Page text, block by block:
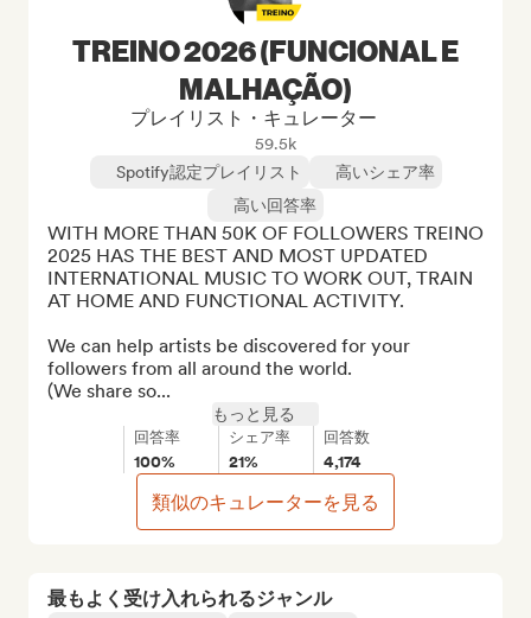
最もよく受け入れられるジャンル
TREINO 2026 (FUNCIONAL E
MALHAÇÃO)
プレイリスト・キュレーター
59.5k
Spotify認定プレイリスト
高いシェア率
高い回答率
WITH MORE THAN 50K OF FOLLOWERS TREINO
2025 HAS THE BEST AND MOST UPDATED
INTERNATIONAL MUSIC TO WORK OUT, TRAIN
AT HOME AND FUNCTIONAL ACTIVITY.
We can help artists be discovered for your
followers from all around the world.
(We share so...
もっと見る
回答率
100%
シェア率
21%
回答数
4,174
類似のキュレーターを見る